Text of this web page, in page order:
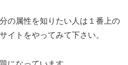
の属性を知りたい人は１番上の
イトをやってみて下さい。